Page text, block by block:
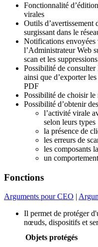
Fonctionnalité
virales
Outils d’avertissement
surgissant dans le
Notifications
l’Administrateur Web
scan et les
Possibilité de
ainsi que d’exporter
PDF
Possibilité de choisir le
Possibilité d’obtenir
l’activité virale
selon leurs types
la présence de
les erreurs de
les composants
un
Fonctions
Arguments pour CEO |
Il permet de protéger
nœuds, dispositifs et
Objets protégés